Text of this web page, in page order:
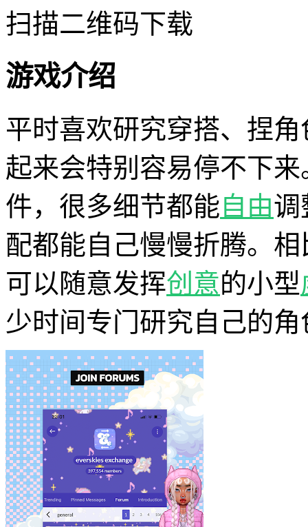
扫描二维码下载
游戏介绍
平时喜欢研究穿搭、捏角
起来会特别容易停不下
件，很多细节都能自由调
配都能自己慢慢折腾。相
可以随意发挥创意的小型
少时间专门研究自己的